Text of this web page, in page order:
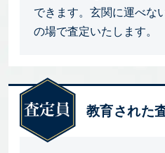
できます。玄関に運べな
の場で査定いたします。
教育された